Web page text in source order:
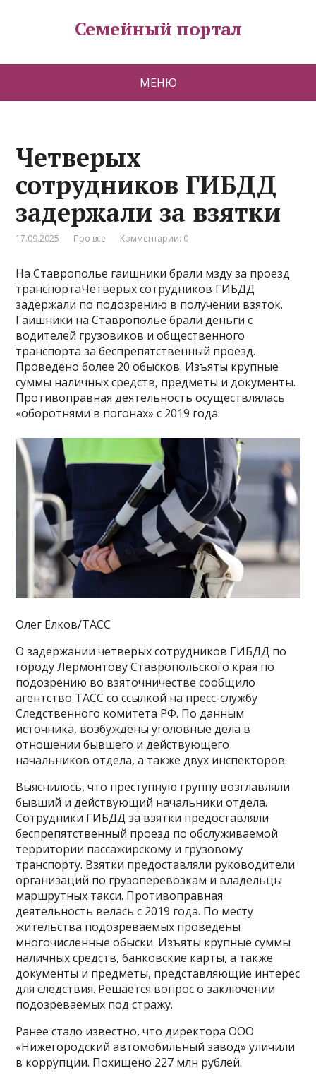
Семейный портал
МЕНЮ
Четверых
сотрудников ГИБДД
задержали за взятки
17.09.2025 Про все Комментарии: 0
На Ставрополье гаишники брали мзду за проезд
транспортаЧетверых сотрудников ГИБДД
задержали по подозрению в получении взяток.
Гаишники на Ставрополье брали деньги с
водителей грузовиков и общественного
транспорта за беспрепятственный проезд.
Проведено более 20 обысков. Изъяты крупные
суммы наличных средств, предметы и документы.
Противоправная деятельность осуществлялась
«оборотнями в погонах» с 2019 года.
Олег Елков/ТАСС
О задержании четверых сотрудников ГИБДД по
городу Лермонтову Ставропольского края по
подозрению во взяточничестве сообщило
агентство ТАСС со ссылкой на пресс-службу
Следственного комитета РФ. По данным
источника, возбуждены уголовные дела в
отношении бывшего и действующего
начальников отдела, а также двух инспекторов.
Выяснилось, что преступную группу возглавляли
бывший и действующий начальники отдела.
Сотрудники ГИБДД за взятки предоставляли
беспрепятственный проезд по обслуживаемой
территории пассажирскому и грузовому
транспорту. Взятки предоставляли руководители
организаций по грузоперевозкам и владельцы
маршрутных такси. Противоправная
деятельность велась с 2019 года. По месту
жительства подозреваемых проведены
многочисленные обыски. Изъяты крупные суммы
наличных средств, банковские карты, а также
документы и предметы, представляющие интерес
для следствия. Решается вопрос о заключении
подозреваемых под стражу.
Ранее стало известно, что директора ООО
«Нижегородский автомобильный завод» уличили
в коррупции. Похищено 227 млн рублей.